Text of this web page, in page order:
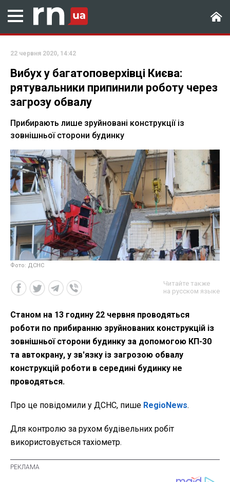
22 червня 2020, 14:42
Вибух у багатоповерхівці Києва:
рятувальники припинили роботу через
загрозу обвалу
Прибирають лише зруйновані конструкції із
зовнішньої сторони будинку
Фото: ДСНС
Читайте также
на русском языке
Cтаном на 13 годину 22 червня проводяться
роботи по прибиранню зруйнованих конструкцій із
зовнішньої сторони будинку за допомогою КП-30
та автокрану, у зв'язку із загрозою обвалу
конструкцій роботи в середині будинку не
проводяться.
Про це повідомили у ДСНС, пише RegioNews.
Для контролю за рухом будівельних робіт
використовується тахіометр.